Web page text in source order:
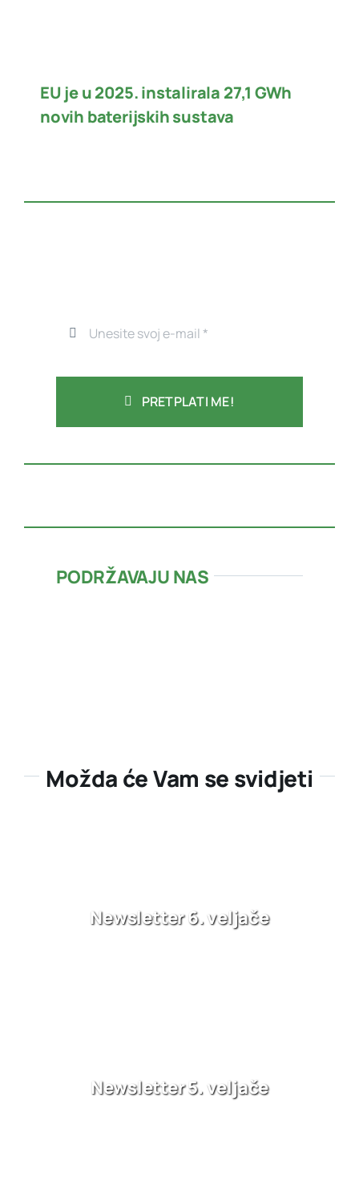
EU je u 2025. instalirala 27,1 GWh
novih baterijskih sustava
PRETPLATI ME!
PODRŽAVAJU NAS
Možda će Vam se svidjeti
Newsletter 6. veljače
Newsletter 5. veljače